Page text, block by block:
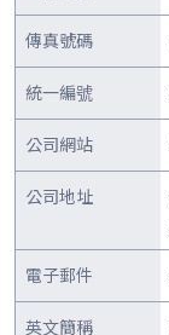
傳真號碼
統一編號
公司網站
公司地址
電子郵件
英文簡稱